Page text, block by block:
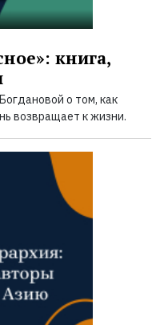
книга,
о том, как
возвращает к жизни.